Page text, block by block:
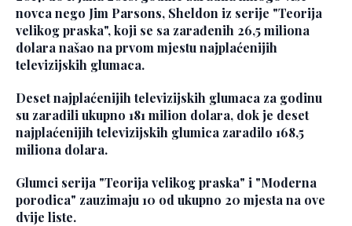
novca nego Jim Parsons, Sheldon iz serije "Teorija
velikog praska", koji se sa zarađenih 26,5 miliona
dolara našao na prvom mjestu najplaćenijih
televizijskih glumaca.
Deset najplaćenijih televizijskih glumaca za godinu
su zaradili ukupno 181 milion dolara, dok je deset
najplaćenijih televizijskih glumica zaradilo 168,5
miliona dolara.
Glumci serija "Teorija velikog praska" i "Moderna
porodica" zauzimaju 10 od ukupno 20 mjesta na ove
dvije liste.